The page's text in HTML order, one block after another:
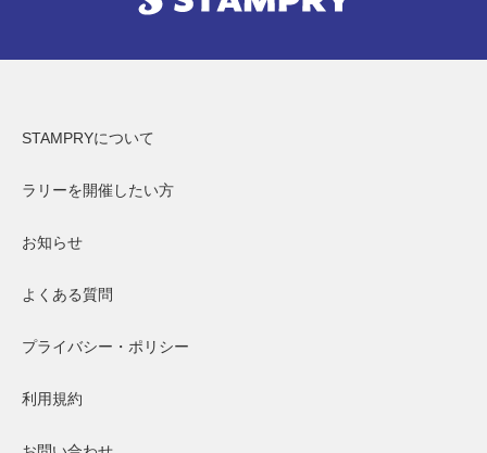
STAMPRYについて
ラリーを開催したい方
お知らせ
よくある質問
プライバシー・ポリシー
利用規約